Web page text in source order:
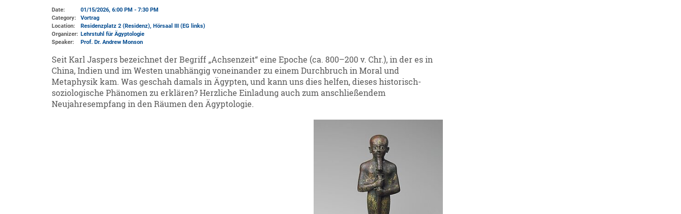
Date:
01/15/2026, 6:00 PM - 7:30 PM
Category:
Vortrag
Location:
Residenzplatz 2 (Residenz), Hörsaal III (EG links)
Organizer: Lehrstuhl für Ägyptologie
Speaker:
Prof. Dr. Andrew Monson
Seit Karl Jaspers bezeichnet der Begriff „Achsenzeit“ eine Epoche (ca. 800–200 v. Chr.), in der es in
China, Indien und im Westen unabhängig voneinander zu einem Durchbruch in Moral und
Metaphysik kam. Was geschah damals in Ägypten, und kann uns dies helfen, dieses historisch-
soziologische Phänomen zu erklären? Herzliche Einladung auch zum anschließendem
Neujahresempfang in den Räumen den Ägyptologie.